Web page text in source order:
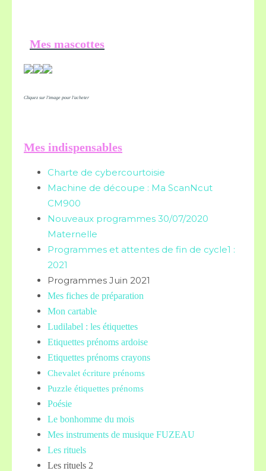
Mes mascottes
Cliquez sur l'image pour l'acheter
Mes indispensables
Charte de cybercourtoisie
Machine de découpe : Ma ScanNcut
CM900
Nouveaux programmes 30/07/2020
Maternelle
Programmes et attentes de fin de cycle1 :
2021
Programmes Juin 2021
Mes fiches de préparation
Mon cartable
Ludilabel : les étiquettes
Etiquettes prénoms ardoise
Etiquettes prénoms crayons
Chevalet écriture prénoms
Puzzle étiquettes prénoms
Poésie
Le bonhomme du mois
Mes instruments de musique FUZEAU
Les rituels
Les rituels 2